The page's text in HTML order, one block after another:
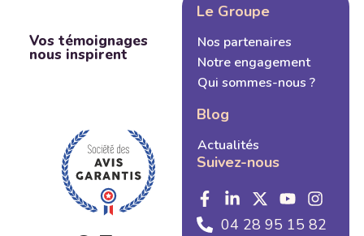
Vos témoignages
nous inspirent
Le Groupe
Nos partenaires
Notre engagement
Qui sommes-nous ?
Blog
Actualités
Suivez-nous
04 28 95 15 82